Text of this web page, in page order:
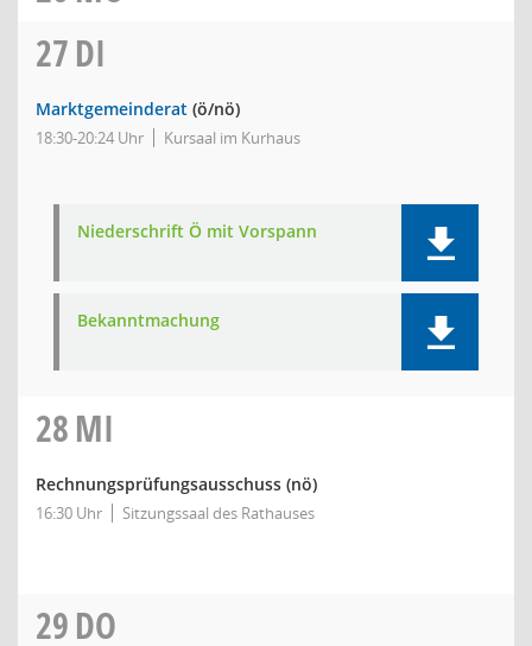
27DI
Marktgemeinderat (ö/nö)
18:30-20:24 Uhr Kursaal im Kurhaus
Niederschrift Ö mit Vorspann
Bekanntmachung
28MI
Rechnungsprüfungsausschuss (nö)
16:30 Uhr Sitzungssaal des Rathauses
29DO